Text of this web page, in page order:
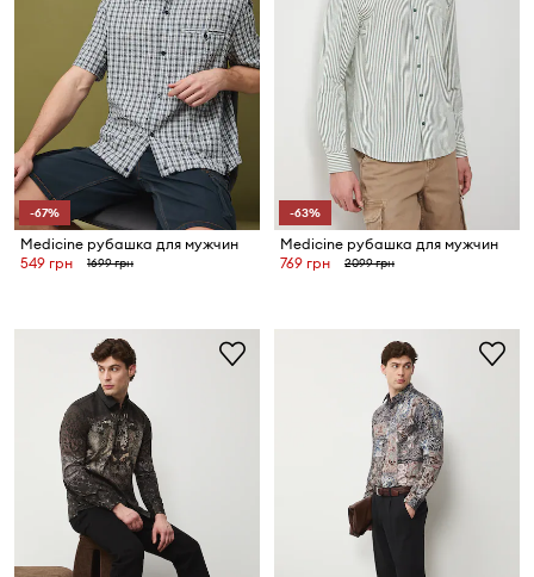
-67%
Medicine рубашка для мужчин
549 грн
1699 грн
-63%
Medicine рубашка для мужчин
769 грн
2099 грн